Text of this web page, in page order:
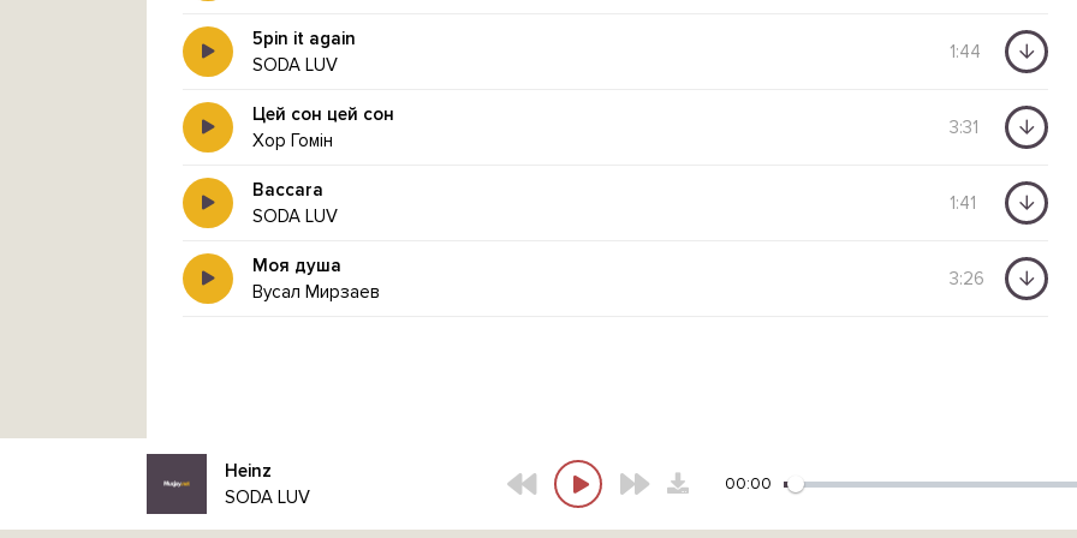
5pin it again
SODA LUV
1:44
Цей сон цей сон
Хор Гомін
3:31
Baccara
SODA LUV
1:41
Моя душа
Вусал Мирзаев
3:26
Heinz
SODA LUV
00:00